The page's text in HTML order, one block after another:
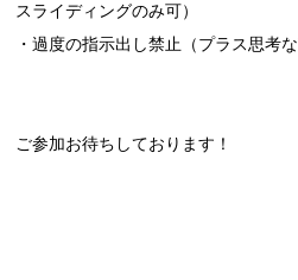
スライディングのみ可）
・過度の指示出し禁止（プラス思考な
ご参加お待ちしております！